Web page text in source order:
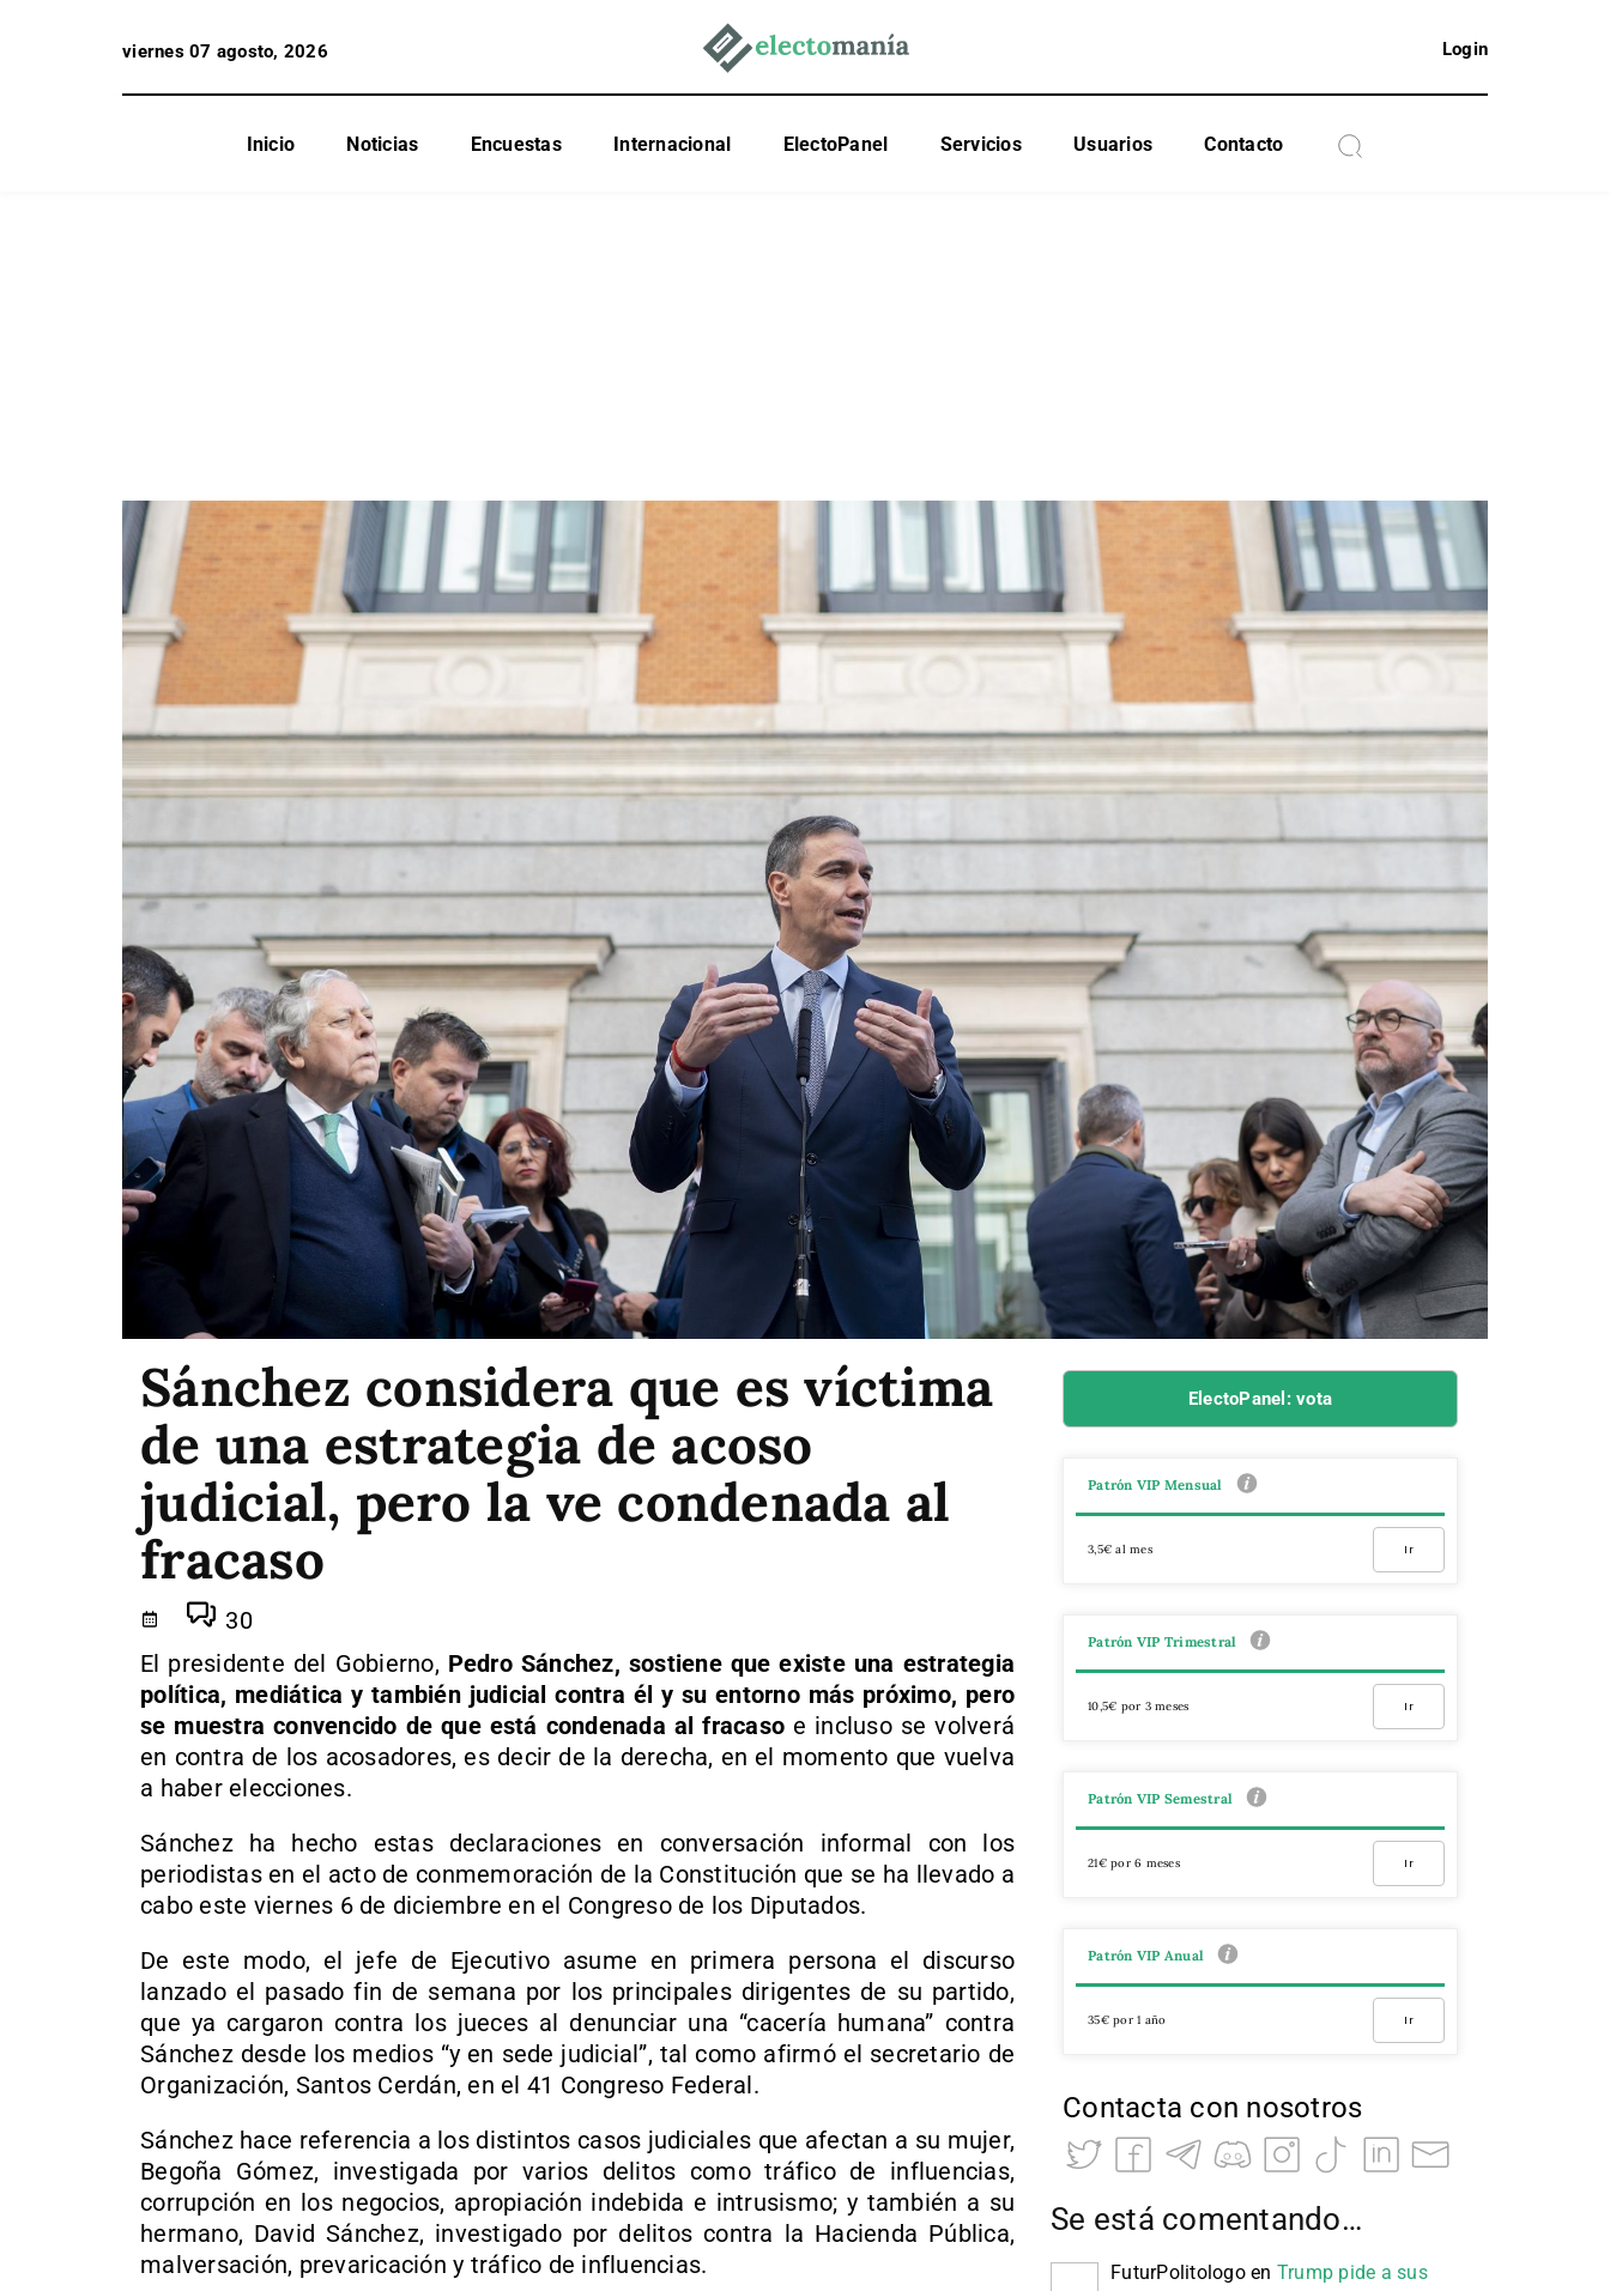
viernes 07 agosto, 2026 Login
Inicio Noticias Encuestas Internacional ElectoPanel Servicios Usuarios Contacto
Sánchez considera que es víctima
de una estrategia de acoso
judicial, pero la ve condenada al
fracaso
30
El presidente del Gobierno, Pedro Sánchez, sostiene que existe una estrategia
política, mediática y también judicial contra él y su entorno más próximo, pero
se muestra convencido de que está condenada al fracaso e incluso se volverá
en contra de los acosadores, es decir de la derecha, en el momento que vuelva
a haber elecciones.
Sánchez ha hecho estas declaraciones en conversación informal con los
periodistas en el acto de conmemoración de la Constitución que se ha llevado a
cabo este viernes 6 de diciembre en el Congreso de los Diputados.
De este modo, el jefe de Ejecutivo asume en primera persona el discurso
lanzado el pasado fin de semana por los principales dirigentes de su partido,
que ya cargaron contra los jueces al denunciar una “cacería humana” contra
Sánchez desde los medios “y en sede judicial”, tal como afirmó el secretario de
Organización, Santos Cerdán, en el 41 Congreso Federal.
Sánchez hace referencia a los distintos casos judiciales que afectan a su mujer,
Begoña Gómez, investigada por varios delitos como tráfico de influencias,
corrupción en los negocios, apropiación indebida e intrusismo; y también a su
hermano, David Sánchez, investigado por delitos contra la Hacienda Pública,
malversación, prevaricación y tráfico de influencias.
ElectoPanel: vota
Patrón VIP Mensual
3,5€ al mes Ir
Patrón VIP Trimestral
10,5€ por 3 meses Ir
Patrón VIP Semestral
21€ por 6 meses Ir
Patrón VIP Anual
35€ por 1 año Ir
Contacta con nosotros
Se está comentando…
FuturPolitologoen Trump pide a sus